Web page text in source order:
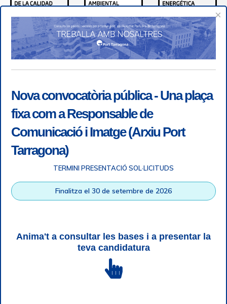
Accessibility Legal note | + info RGPD |Information of
×
Nova convocatòria pública - Una plaça
fixa com a Responsable de
Comunicació i Imatge (Arxiu Port
Tarragona)
TERMINI PRESENTACIÓ SOL·LICITUDS
Finalitza el 30 de setembre de 2026
Anima't a consultar les bases i a presentar la
teva candidatura